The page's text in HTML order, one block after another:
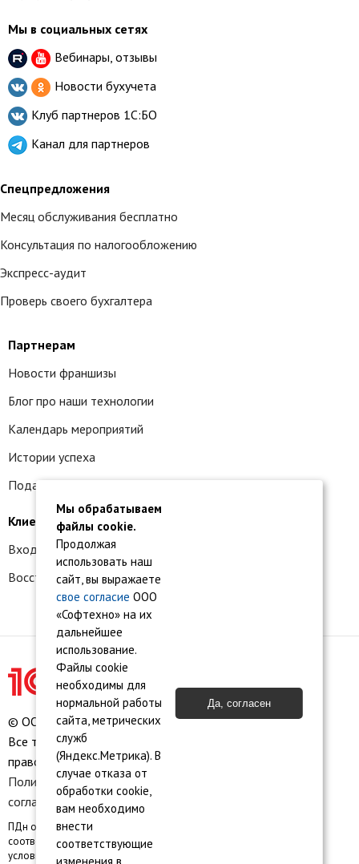
Мы в социальных сетях
Вебинары, отзывы
Новости бухучета
Клуб партнеров 1С:БО
Канал для партнеров
Спецпредложения
Месяц обслуживания бесплатно
Консультация по налогообложению
Экспресс-аудит
Проверь своего бухгалтера
Партнерам
Новости франшизы
Блог про наши технологии
Календарь мероприятий
Истории успеха
Подать заявку на франшизу
Клиентам
Вход в личный кабинет
Восстановление доступа к сервису 1С:БО
© ООО «Софтехно» Все права защищены.
Все торговые марки являются собственностью их
правообладателей.
Политика конфиденциальности
соглашение
Карта сайта
ПДн опубликованы на сайте при наличии правовых оснований в
соответствии с ч.1 ст.6 и ст. 10.1 152-ФЗ. Субъектами установлены
условия и запреты на обработку неограниченным кругом лиц
Мы обрабатываем
файлы cookie.
Продолжая
использовать наш
сайт, вы выражаете
свое согласие ООО
«Софтехно» на их
дальнейшее
использование.
Файлы cookie
необходимы для
нормальной работы
сайта, метрических
служб
(Яндекс.Метрика). В
случае отказа от
обработки cookie,
вам необходимо
внести
соответствующие
Да, согласен